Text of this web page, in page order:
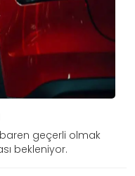
geçerli olmak
bekleniyor.